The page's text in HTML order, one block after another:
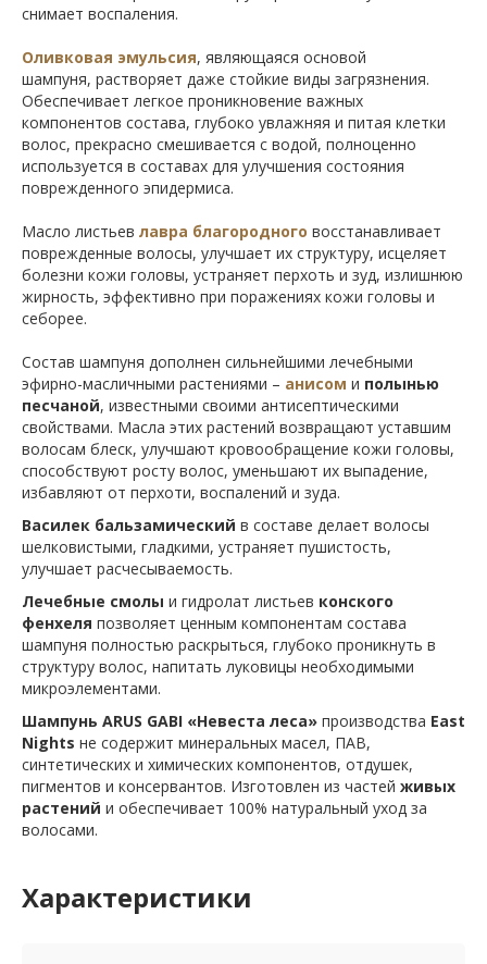
снимает воспаления.
Оливковая эмульсия, являющаяся основой
шампуня, растворяет даже стойкие виды загрязнения.
Обеспечивает легкое проникновение важных
компонентов состава, глубоко увлажняя и питая клетки
волос, прекрасно смешивается с водой, полноценно
используется в составах для улучшения состояния
поврежденного эпидермиса.
Масло листьев лавра благородного восстанавливает
поврежденные волосы, улучшает их структуру, исцеляет
болезни кожи головы, устраняет перхоть и зуд, излишнюю
жирность, эффективно при поражениях кожи головы и
себорее.
Состав шампуня дополнен сильнейшими лечебными
эфирно-масличными растениями – анисом и полынью
песчаной, известными своими антисептическими
свойствами. Масла этих растений возвращают уставшим
волосам блеск, улучшают кровообращение кожи головы,
способствуют росту волос, уменьшают их выпадение,
избавляют от перхоти, воспалений и зуда.
Василек бальзамический в составе делает волосы
шелковистыми, гладкими, устраняет пушистость,
улучшает расчесываемость.
Лечебные смолы и гидролат листьев конского
фенхеля позволяет ценным компонентам состава
шампуня полностью раскрыться, глубоко проникнуть в
структуру волос, напитать луковицы необходимыми
микроэлементами.
Шампунь ARUS GABI «Невеста леса» производства East
Nights не содержит минеральных масел, ПАВ,
синтетических и химических компонентов, отдушек,
пигментов и консервантов. Изготовлен из частей живых
растений и обеспечивает 100% натуральный уход за
волосами.
Характеристики